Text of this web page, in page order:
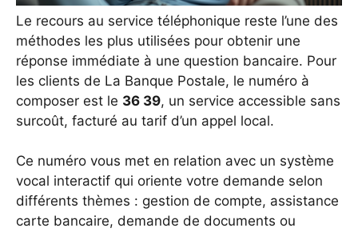
Le recours au service téléphonique reste l’une des
méthodes les plus utilisées pour obtenir une
réponse immédiate à une question bancaire. Pour
les clients de La Banque Postale, le numéro à
composer est le 36 39, un service accessible sans
surcoût, facturé au tarif d’un appel local.
Ce numéro vous met en relation avec un système
vocal interactif qui oriente votre demande selon
différents thèmes : gestion de compte, assistance
carte bancaire, demande de documents ou